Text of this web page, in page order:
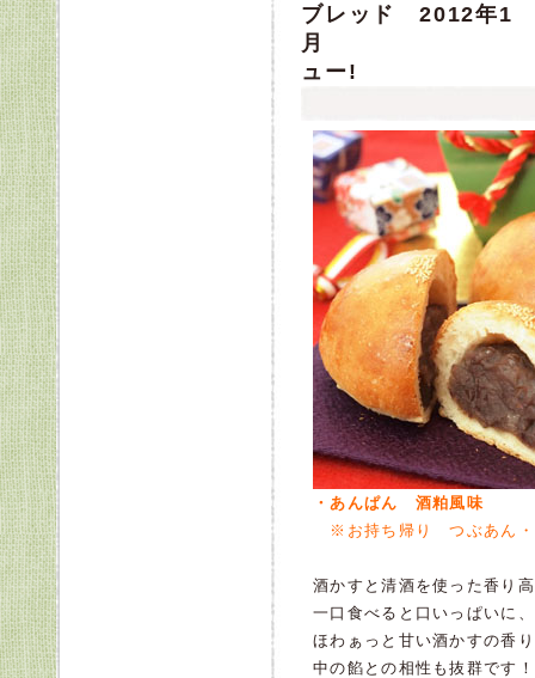
ブレッド 2012年1
月 料理教
ュー!
・あんぱん 酒粕風味
※お持ち帰り つぶあん
酒かすと清酒を使った香り
一口食べると口いっぱいに、
ほわぁっと甘い酒かすの香
中の餡との相性も抜群です！